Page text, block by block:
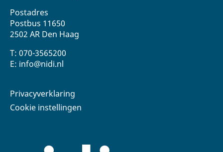
Postadres
Postbus 11650
2502 AR Den Haag
T: 070-3565200
E: info@nidi.nl
Privacyverklaring
Cookie instellingen